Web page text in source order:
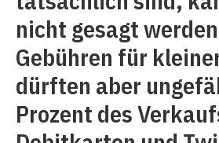
nicht gesagt
Gebühren für
dürften aber
Prozent des